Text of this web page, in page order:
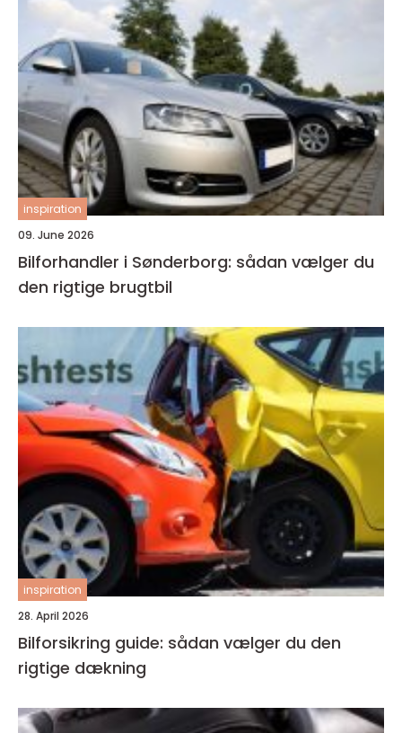
inspiration
09. June 2026
Bilforhandler i Sønderborg: sådan vælger du
den rigtige brugtbil
inspiration
28. April 2026
Bilforsikring guide: sådan vælger du den
rigtige dækning